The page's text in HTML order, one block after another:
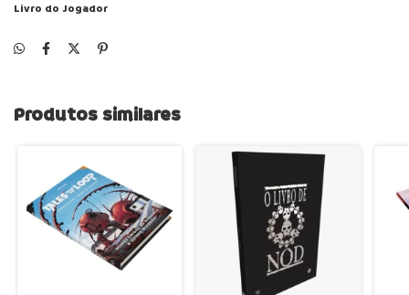
Livro do Jogador
Produtos similares